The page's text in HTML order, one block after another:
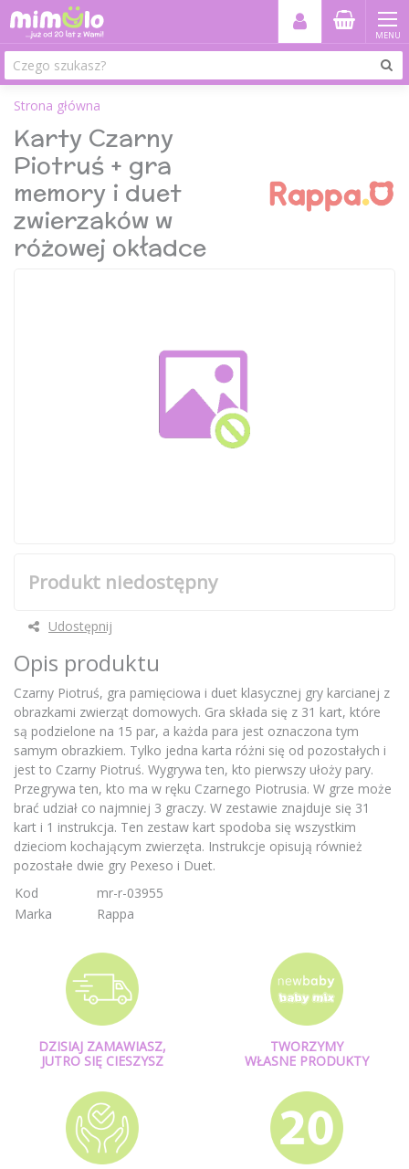
MENU
Strona główna
Karty Czarny
Piotruś + gra
memory i duet
zwierzaków w
różowej okładce
Produkt niedostępny
Udostępnij
Opis produktu
Czarny Piotruś, gra pamięciowa i duet klasycznej gry karcianej z
obrazkami zwierząt domowych. Gra składa się z 31 kart, które
są podzielone na 15 par, a każda para jest oznaczona tym
samym obrazkiem. Tylko jedna karta różni się od pozostałych i
jest to Czarny Piotruś. Wygrywa ten, kto pierwszy ułoży pary.
Przegrywa ten, kto ma w ręku Czarnego Piotrusia. W grze może
brać udział co najmniej 3 graczy. W zestawie znajduje się 31
kart i 1 instrukcja. Ten zestaw kart spodoba się wszystkim
dzieciom kochającym zwierzęta. Instrukcje opisują również
pozostałe dwie gry Pexeso i Duet.
Kod
mr-r-03955
Marka
Rappa
DZISIAJ ZAMAWIASZ,
JUTRO SIĘ CIESZYSZ
TWORZYMY
WŁASNE PRODUKTY